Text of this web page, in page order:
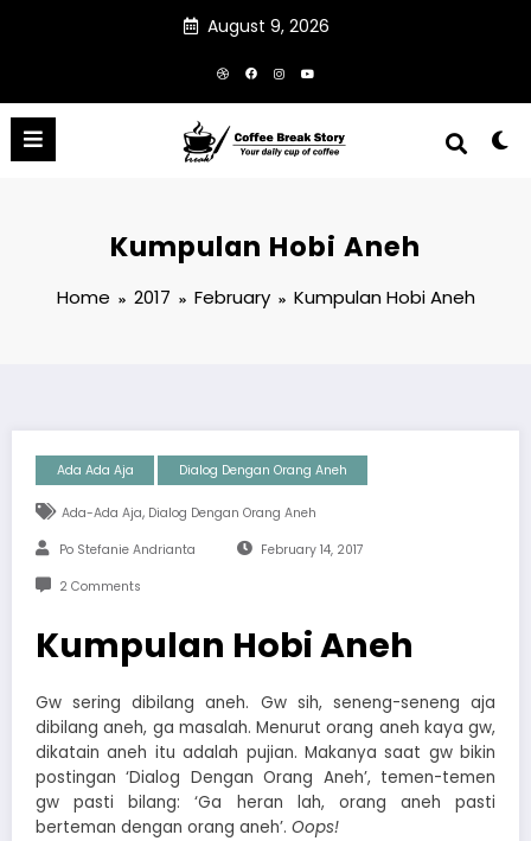
August 9, 2026
Kumpulan Hobi Aneh
Home 2017 February Kumpulan Hobi Aneh
Ada Ada Aja Dialog Dengan Orang Aneh
Ada-Ada Aja, Dialog Dengan Orang Aneh
Po Stefanie Andrianta February 14, 2017
2 Comments
Kumpulan Hobi Aneh
Gw sering dibilang aneh. Gw sih, seneng-seneng aja
dibilang aneh, ga masalah. Menurut orang aneh kaya gw,
dikatain aneh itu adalah pujian. Makanya saat gw bikin
postingan ‘Dialog Dengan Orang Aneh’, temen-temen
gw pasti bilang: ‘Ga heran lah, orang aneh pasti
berteman dengan orang aneh’. Oops!